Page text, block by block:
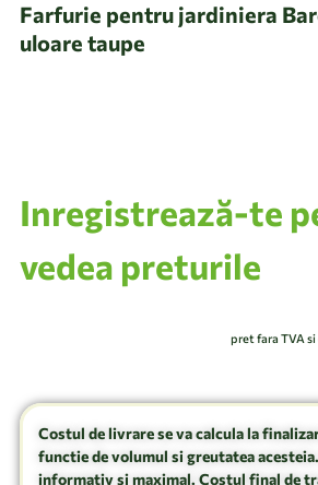
Farfurie pentru jardiniera
uloare taupe
Inregistrează-te
vedea preturile
pret fara TVA
Costul de livrare se va calcula la
functie de volumul si greutatea
informativ si maximal. Costul final de